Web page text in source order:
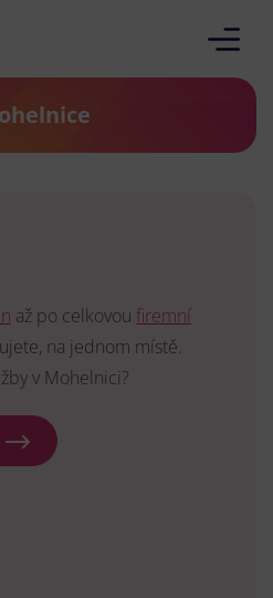
až po celkovou firemní
na jednom místě.
v Mohelnici?